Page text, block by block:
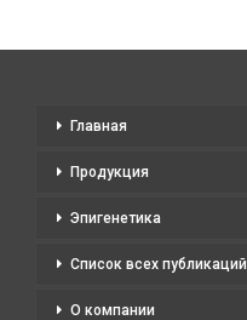
Главная
Продукция
Эпигенетика
Список всех публикаций
О компании